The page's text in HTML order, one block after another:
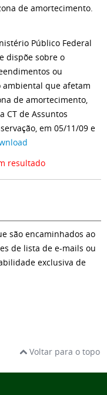
de amortecimento.
Público Federal
dispõe sobre o
ou
que afetam
de amortecimento,
CT de Assuntos
em 05/11/09 e
resultado
são encaminhados ao
de lista de e-mails ou
exclusiva de
Voltar para o topo